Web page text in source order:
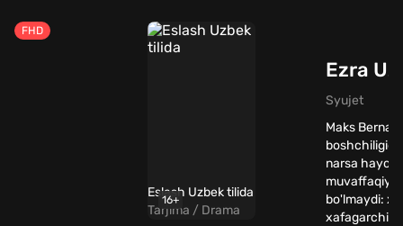
FHD
16+
Eslash Uzbek tilida
Tarjima / Drama
Ezra
Syujet
Maks
narsa
muvaffaqiyat
bo'lmaydi: